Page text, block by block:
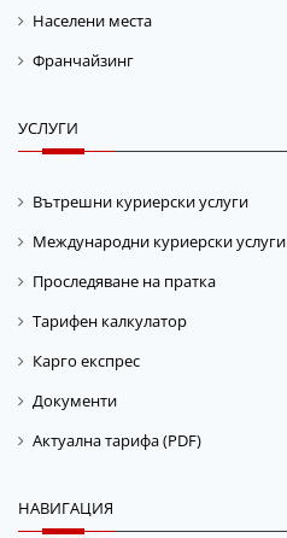
Населени места
Франчайзинг
УСЛУГИ
Вътрешни куриерски услуги
Международни куриерски услуги
Проследяване на пратка
Тарифен калкулатор
Карго експрес
Документи
Актуална тарифа (PDF)
НАВИГАЦИЯ